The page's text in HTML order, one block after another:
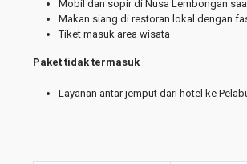
Mobil dan sopir di Nusa Lembongan
Makan siang di restoran lokal dengan
Tiket masuk area wisata
Paket tidak termasuk
Layanan antar jemput dari hotel ke